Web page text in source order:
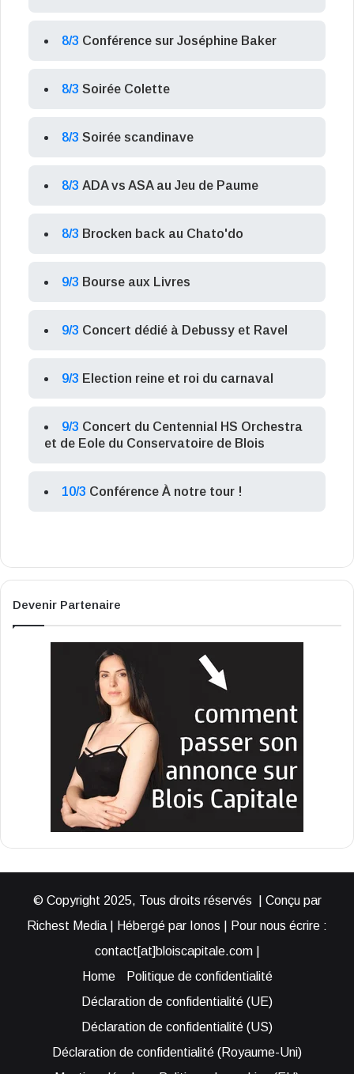
8/3 Conférence sur Joséphine Baker
8/3 Soirée Colette
8/3 Soirée scandinave
8/3 ADA vs ASA au Jeu de Paume
8/3 Brocken back au Chato'do
9/3 Bourse aux Livres
9/3 Concert dédié à Debussy et Ravel
9/3 Election reine et roi du carnaval
9/3 Concert du Centennial HS Orchestra
et de Eole du Conservatoire de Blois
10/3 Conférence À notre tour !
Devenir Partenaire
© Copyright 2025, Tous droits réservés | Conçu par
Richest Media | Hébergé par Ionos | Pour nous écrire :
contact[at]bloiscapitale.com |
Home
Politique de confidentialité
Déclaration de confidentialité (UE)
Déclaration de confidentialité (US)
Déclaration de confidentialité (Royaume-Uni)